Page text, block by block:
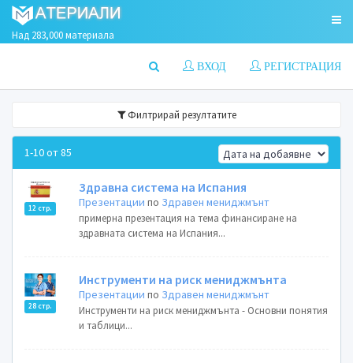
Над 283,000 материала
РЕГИСТРАЦИЯ
ВХОД
Филтрирай резултатите
1-10 от 85
12 стр.
Здравна система на Испания
Презентации по Здравен мениджмънт
примерна презентация на тема финансиране на
здравната система на Испания...
28 стр.
Инструменти на риск мениджмънта
Презентации по Здравен мениджмънт
Инструменти на риск мениджмънта - Основни понятия
и таблици...